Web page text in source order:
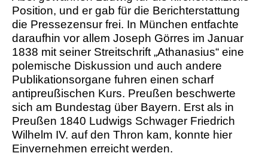
Position, und er gab für die Berichterstattung
die Pressezensur frei. In München entfachte
daraufhin vor allem Joseph Görres im Januar
1838 mit seiner Streitschrift „Athanasius“ eine
polemische Diskussion und auch andere
Publikationsorgane fuhren einen scharf
antipreußischen Kurs. Preußen beschwerte
sich am Bundestag über Bayern. Erst als in
Preußen 1840 Ludwigs Schwager Friedrich
Wilhelm IV. auf den Thron kam, konnte hier
Einvernehmen erreicht werden.